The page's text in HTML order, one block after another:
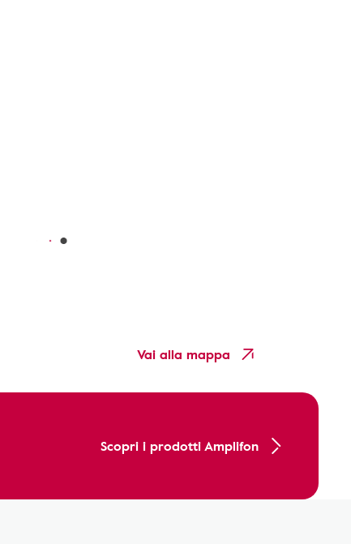
Vai alla mappa
Scopri i prodotti Amplifon